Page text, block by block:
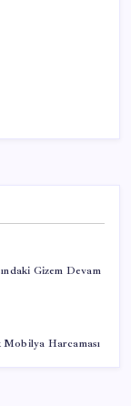
Gizem Devam
Mobilya Harcaması